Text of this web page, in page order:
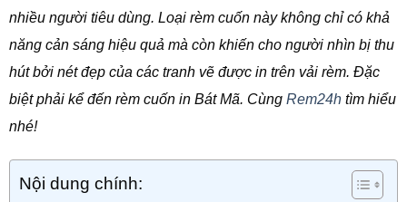
nhiều người tiêu dùng. Loại rèm cuốn này không chỉ có khả
năng cản sáng hiệu quả mà còn khiến cho người nhìn bị thu
hút bởi nét đẹp của các tranh vẽ được in trên vải rèm. Đặc
biệt phải kể đến rèm cuốn in Bát Mã. Cùng Rem24htìm hiểu
nhé!
Nội dung chính: